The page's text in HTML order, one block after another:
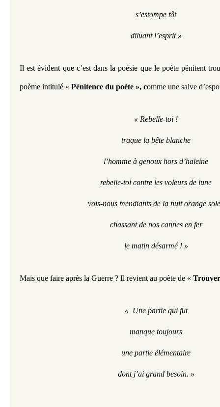
s’estompe tôt
diluant l’esprit »
Il est évident que c’est dans la poésie que le poète pénitent
poème intitulé « Pénitence du poète », comme une salve
« Rebelle-toi !
traque la bête blanche
l’homme à genoux hors d’haleine
rebelle-toi contre les voleurs de lune
vois-nous mendiants de la nuit orange
chassant de nos cannes en fer
le matin désarmé ! »
Mais que faire après la Guerre ? Il revient au poète de «
«  Une partie qui fut
manque toujours
une partie élémentaire
dont j’ai grand besoin. »